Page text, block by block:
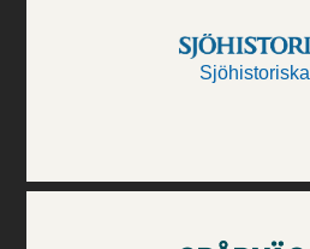
Sjöhistoriska